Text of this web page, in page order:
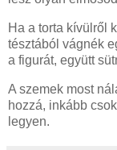
Ha a torta kívülről
tésztából vágnék
a figurát, együtt
A szemek most
hozzá, inkább
legyen.